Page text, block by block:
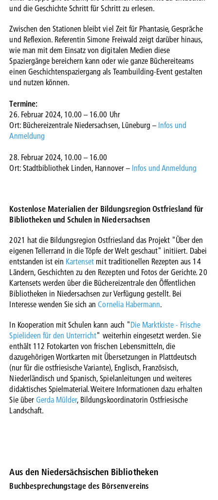
und die Geschichte Schritt für Schritt zu erlesen.
Zwischen den Stationen bleibt viel Zeit für Phantasie, Gespräche
und Reflexion. Referentin Simone Freiwald zeigt darüber hinaus,
wie man mit dem Einsatz von digitalen Medien diese
Spaziergänge bereichern kann oder wie ganze Büchereiteams
einen Geschichtenspaziergang als Teambuilding-Event gestalten
und nutzen können.
Termine:
26. Februar 2024, 10.00 – 16.00 Uhr
Ort: Büchereizentrale Niedersachsen, Lüneburg – Infos und
Anmeldung
28. Februar 2024, 10.00 – 16.00
Ort: Stadtbibliothek Linden, Hannover – Infos und Anmeldung
Kostenlose Materialien der Bildungsregion Ostfriesland für
Bibliotheken und Schulen in Niedersachsen
2021 hat die Bildungsregion Ostfriesland das Projekt "Über den
eigenen Tellerrand in die Töpfe der Welt geschaut" initiiert. Dabei
entstanden ist ein Kartenset mit traditionellen Rezepten aus 14
Ländern, Geschichten zu den Rezepten und Fotos der Gerichte. 20
Kartensets werden über die Büchereizentrale den Öffentlichen
Bibliotheken in Niedersachsen zur Verfügung gestellt. Bei
Interesse wenden Sie sich anCornelia Habermann.
In Kooperation mit Schulen kann auch "Die Marktkiste - Frische
Spielideen für den Unterricht" weiterhin eingesetzt werden.Sie
enthält 112 Fotokarten von frischen Lebensmitteln, die
dazugehörigen Wortkarten mit Übersetzungen in Plattdeutsch
(nur für die ostfriesische Variante), Englisch, Französisch,
Niederländisch und Spanisch, Spielanleitungen und weiteres
didaktisches Spielmaterial. Weitere Informationen dazu erhalten
Sie überGerda Mülder, Bildungskoordinatorin Ostfriesische
Landschaft.
Aus den Niedersächsischen Bibliotheken
Buchbesprechungstage des Börsenvereins